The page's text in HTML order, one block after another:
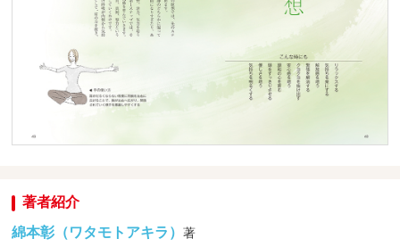
著者紹介
綿本彰（ワタモトアキラ）著